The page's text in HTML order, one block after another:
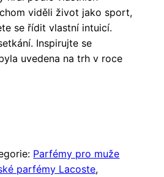
viděli život jako sport,
se řídit vlastní intuicí.
Inspirujte se
uvedena na trh v roce
Parfémy pro muže
parfémy Lacoste,